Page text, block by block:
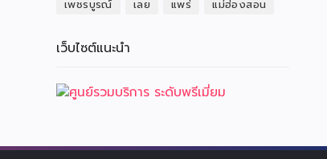
เพชรบูรณ์
เลย แพร่ แม่ฮ่องสอน
เว็บไซต์แนะนำ